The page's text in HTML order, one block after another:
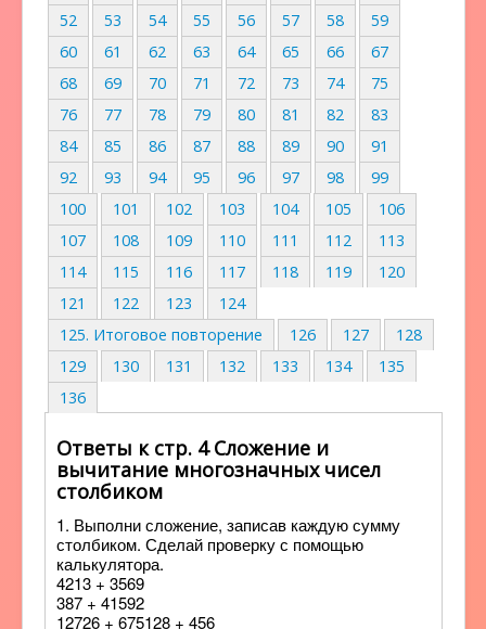
52
53 54 55 56 57 58
59
60
61 62 63 64 65 66
67
68
69 70 71 72 73 74
75
76
77 78 79 80 81 82
83
84
85 86 87 88 89 90
91
92
93 94 95 96 97 98
99
100
101 102 103 104 105
106
107
108 109 110 111 112
113
114
115 116 117 118 119
120
121
122 123
124
125. Итоговое повторение
126 127
128
129
130 131 132 133 134
135
136
Ответы к стр. 4 Сложение и
вычитание многозначных чисел
столбиком
1. Выполни сложение, записав каждую сумму
столбиком. Сделай проверку с помощью
калькулятора.
4213 + 3569
387 + 41592
12726 + 675128 + 456